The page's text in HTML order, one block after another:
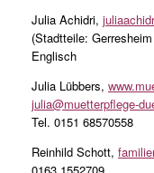
Julia Achidri,
(Stadtteile:
Englisch
Julia Lübbers,
julia@muetterpflege-
Tel. 0151 68570558
Reinhild Schott,